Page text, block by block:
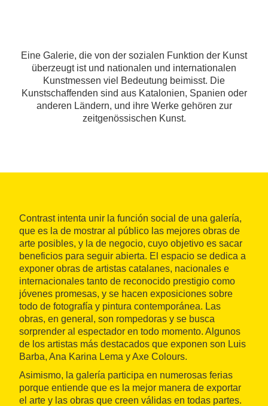
Eine Galerie, die von der sozialen Funktion der Kunst
überzeugt ist und nationalen und internationalen
Kunstmessen viel Bedeutung beimisst. Die
Kunstschaffenden sind aus Katalonien, Spanien oder
anderen Ländern, und ihre Werke gehören zur
zeitgenössischen Kunst.
Contrast intenta unir la función social de una galería,
que es la de mostrar al público las mejores obras de
arte posibles, y la de negocio, cuyo objetivo es sacar
beneficios para seguir abierta. El espacio se dedica a
exponer obras de artistas catalanes, nacionales e
internacionales tanto de reconocido prestigio como
jóvenes promesas, y se hacen exposiciones sobre
todo de fotografía y pintura contemporánea. Las
obras, en general, son rompedoras y se busca
sorprender al espectador en todo momento. Algunos
de los artistas más destacados que exponen son Luis
Barba, Ana Karina Lema y Axe Colours.
Asimismo, la galería participa en numerosas ferias
porque entiende que es la mejor manera de exportar
el arte y las obras que creen válidas en todas partes.